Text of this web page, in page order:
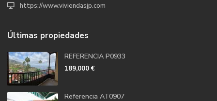
https://www.viviendasjp.com
Últimas propiedades
REFERENCIA P0933
189,000 €
Referencia AT0907